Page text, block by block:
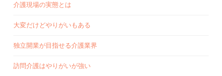
介護現場の実態とは
大変だけどやりがいもある
独立開業が目指せる介護業界
訪問介護はやりがいが強い